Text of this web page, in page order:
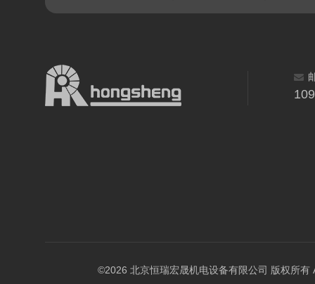
©2026 北京恒瑞宏晟机电设备有限公司 版权所有